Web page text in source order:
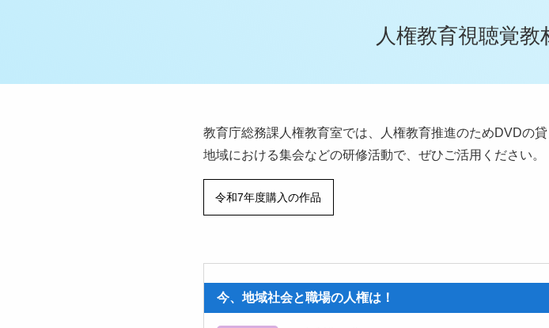
人権教育視聴覚
教育庁総務課人権教育室では、人権教育推進のためDVDの
地域における集会などの研修活動で、ぜひご活用ください。
令和7年度購入の作品
今、地域社会と職場の人権は！